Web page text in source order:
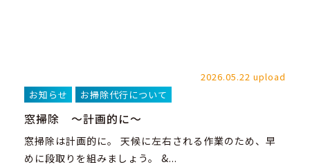
2026.05.22 upload
お知らせ
お掃除代行について
窓掃除 ～計画的に～
窓掃除は計画的に。 天候に左右される作業のため、早
めに段取りを組みましょう。 &...